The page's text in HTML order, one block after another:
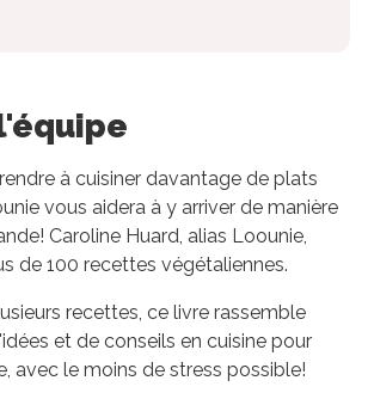
à cuisiner davantage de plats
vous aidera à y arriver de manière
Caroline Huard, alias Loounie,
de 100 recettes végétaliennes.
recettes, ce livre rassemble
et de conseils en cuisine pour
avec le moins de stress possible!